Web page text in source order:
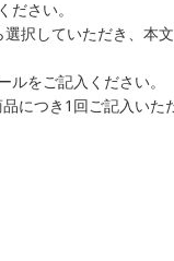
ださい。
択していただき、本
ルをご記入ください。
につき1回ご記入いた